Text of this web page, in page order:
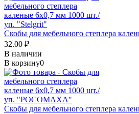
Скобы для мебельного степлера
32.00 ₽
В наличии
В корзину0
Скобы для мебельного степлера